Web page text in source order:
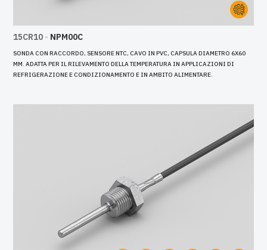
15CR10 - NPM00C
SONDA CON RACCORDO, SENSORE NTC, CAVO IN PVC, CAPSULA DIAMETRO 6X60
MM. ADATTA PER IL RILEVAMENTO DELLA TEMPERATURA IN APPLICAZIONI DI
REFRIGERAZIONE E CONDIZIONAMENTO E IN AMBITO ALIMENTARE.